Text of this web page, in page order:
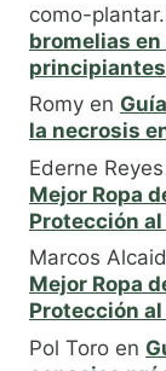
como-
bromelias
principiantes
Romy en
la necrosis
Ederne Reyes
Mejor Ropa
Protección
Marcos
Mejor Ropa
Protección
Pol Toro en